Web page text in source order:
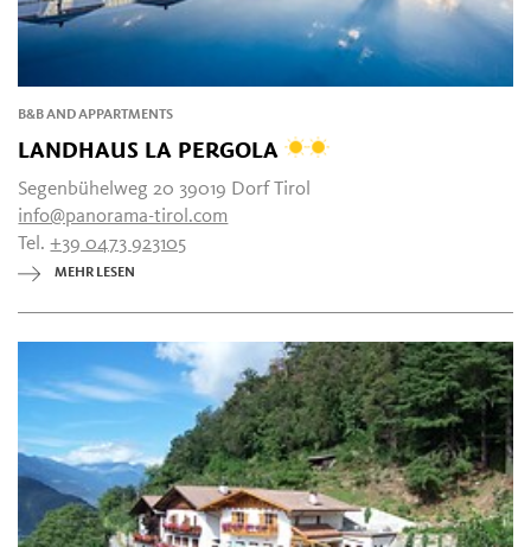
B&B AND APPARTMENTS
LANDHAUS LA PERGOLA
Segenbühelweg 20 39019 Dorf Tirol
info@panorama-tirol.com
Tel.+39 0473 923105
MEHR LESEN